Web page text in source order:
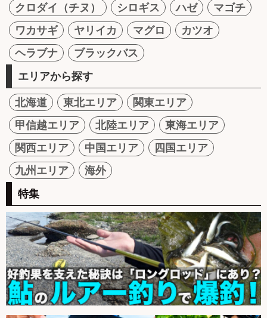
クロダイ（チヌ）
シロギス ハゼ
マゴチ
ワカサギ
ヤリイカ マグロ
カツオ
ヘラブナ
ブラックバス
エリアから探す
北海道 東北エリア
関東エリア
甲信越エリア
北陸エリア
東海エリア
関西エリア
中国エリア
四国エリア
九州エリア
海外
特集